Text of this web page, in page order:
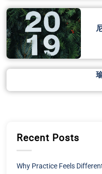
Recent Posts
Why Practice Feels